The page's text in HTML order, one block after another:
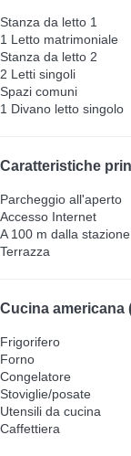
Stanza da letto 1
1 Letto matrimoniale
Stanza da letto 2
2 Letti singoli
Spazi comuni
1 Divano letto singolo
Caratteristiche
Parcheggio all'aperto
Accesso Internet
A 100 m dalla
Terrazza
Cucina americana
Frigorifero
Forno
Congelatore
Stoviglie/posate
Utensili da cucina
Caffettiera